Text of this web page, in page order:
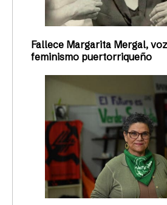
Fallece Margarita Mergal,
feminismo puertorriqueño